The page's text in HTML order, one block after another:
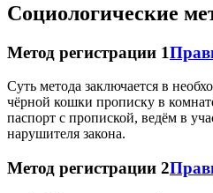
Социологические
Метод регистрации 1
Суть метода заключается в
чёрной кошки прописку в
паспорт с пропиской, ведём в
нарушителя закона.
Метод регистрации 2